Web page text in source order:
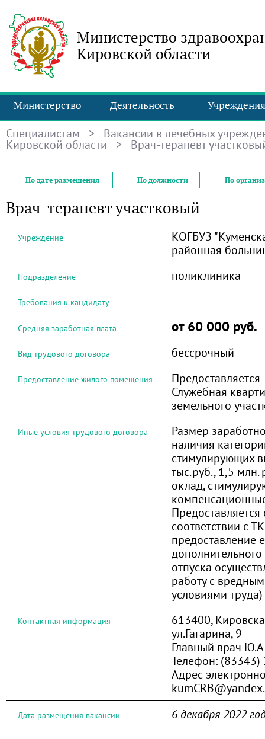
Министерство
Кировской области
Министерство Деятельность Учреждения
Специалистам > Вакансии в лечебных
Кировской области > Врач-терапевт
По дате размещения По должности По
Врач-терапевт участковый
Учреждение
КОГБУЗ
районная
Подразделение поликлиника
Требования к кандидату -
Средняя заработная плата от 60 000 руб.
Вид трудового договора бессрочный
Предоставление жилого помещения
Предоставляется
Служебная
земельного
Иные условия трудового договора
Размер
наличия
стимулирующих
тыс.руб., 1,5 млн.
оклад,
Предоставляется
соответствии с
предоставление
отпуска
работу с
условиями труда)
Контактная информация
613400,
ул.Гагарина, 9
Главный врач
Телефон: (83343)
Адрес
Дата размещения вакансии 6 декабря 2022